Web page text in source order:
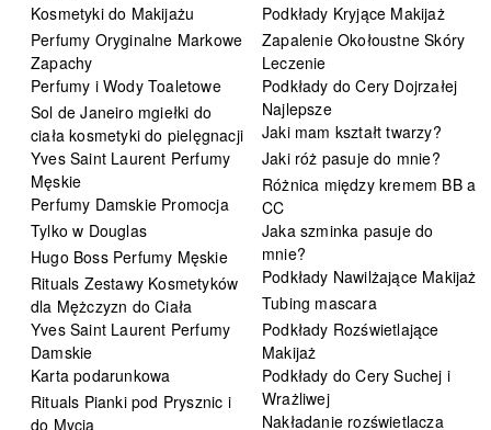
Kosmetyki do Makijażu
Perfumy Oryginalne Markowe
Zapachy
Perfumy i Wody Toaletowe
Sol de Janeiro mgiełki do
ciała kosmetyki do pielęgnacji
Yves Saint Laurent Perfumy
Męskie
Perfumy Damskie Promocja
Tylko w Douglas
Hugo Boss Perfumy Męskie
Rituals Zestawy Kosmetyków
dla Mężczyzn do Ciała
Yves Saint Laurent Perfumy
Damskie
Karta podarunkowa
Rituals Pianki pod Prysznic i
do Mycia
Podkłady Kryjące Makijaż
Zapalenie Okołoustne Skóry
Leczenie
Podkłady do Cery Dojrzałej
Najlepsze
Jaki mam kształt twarzy?
Jaki róż pasuje do mnie?
Różnica między kremem BB a
CC
Jaka szminka pasuje do
mnie?
Podkłady Nawilżające Makijaż
Tubing mascara
Podkłady Rozświetlające
Makijaż
Podkłady do Cery Suchej i
Wrażliwej
Nakładanie rozświetlacza